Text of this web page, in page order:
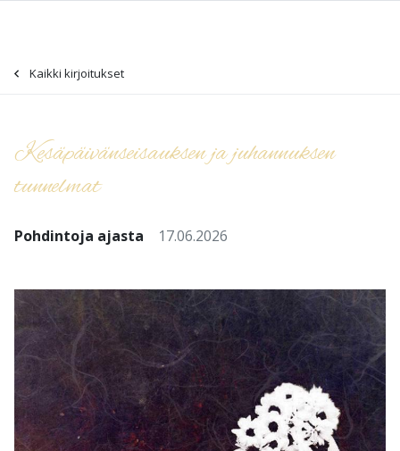
Kaikki kirjoitukset
Kesäpäivänseisauksen ja juhannuksen
tunnelmat
Pohdintoja ajasta 17.06.2026